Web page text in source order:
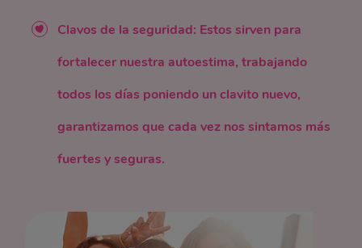
Clavos de la seguridad: Estos sirven para
fortalecer nuestra autoestima, trabajando
todos los días poniendo un clavito nuevo,
garantizamos que cada vez nos sintamos más
fuertes y seguras.